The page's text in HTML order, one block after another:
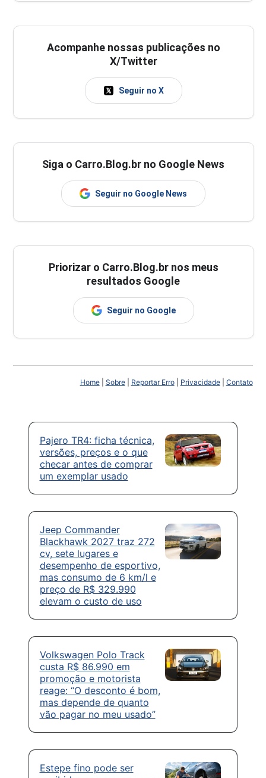
Acompanhe nossas publicações no
X/Twitter
Seguir no X
Siga o Carro.Blog.br no Google News
Seguir no Google News
Priorizar o Carro.Blog.br nos meus
resultados Google
Seguir no Google
Home| Sobre| Reportar Erro| Privacidade| Contato
Pajero TR4: ficha técnica,
versões, preços e o que
checar antes de comprar
um exemplar usado
Jeep Commander
Blackhawk 2027 traz 272
cv, sete lugares e
desempenho de esportivo,
mas consumo de 6 km/l e
preço de R$ 329.990
elevam o custo de uso
Volkswagen Polo Track
custa R$ 86.990 em
promoção e motorista
reage: “O desconto é bom,
mas depende de quanto
vão pagar no meu usado”
Estepe fino pode ser